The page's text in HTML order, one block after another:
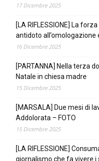
17 Dicembre 2025
[LA RIFLESSIONE] La
antidoto all’omologazione
16 Dicembre 2025
[PARTANNA] Nella terza
Natale in chiesa madre
15 Dicembre 2025
[MARSALA] Due mesi di
Addolorata – FOTO
15 Dicembre 2025
[LA RIFLESSIONE]
giornalismo che fa vivere